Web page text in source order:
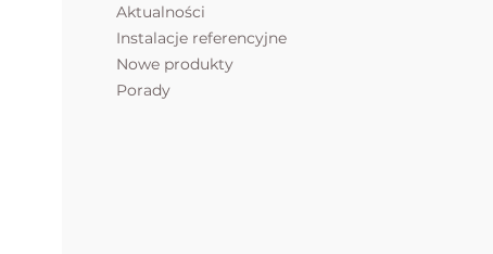
Aktualności
Instalacje referencyjne
Nowe produkty
Porady